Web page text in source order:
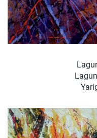
Lagunas
Lagunas